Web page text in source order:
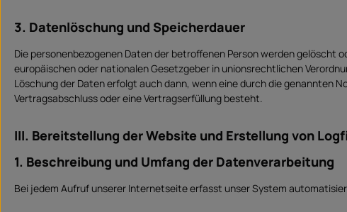
3. Datenlöschung und Speicherdauer
Die personenbezogenen Daten der betroffenen Person werden gelöscht
europäischen oder nationalen Gesetzgeber in unionsrechtlichen
Löschung der Daten erfolgt auch dann, wenn eine durch die genannten
Vertragsabschluss oder eine Vertragserfüllung besteht.
III. Bereitstellung der Website und Erstellung von
1. Beschreibung und Umfang der Datenverarbeitung
Bei jedem Aufruf unserer Internetseite erfasst unser System